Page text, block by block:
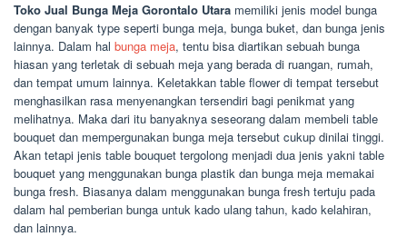
Toko Jual Bunga Meja Gorontalo Utara memiliki jenis model bunga
dengan banyak type seperti bunga meja, bunga buket, dan bunga jenis
lainnya. Dalam hal bunga meja, tentu bisa diartikan sebuah bunga
hiasan yang terletak di sebuah meja yang berada di ruangan, rumah,
dan tempat umum lainnya. Keletakkan table flower di tempat tersebut
menghasilkan rasa menyenangkan tersendiri bagi penikmat yang
melihatnya. Maka dari itu banyaknya seseorang dalam membeli table
bouquet dan mempergunakan bunga meja tersebut cukup dinilai tinggi.
Akan tetapi jenis table bouquet tergolong menjadi dua jenis yakni table
bouquet yang menggunakan bunga plastik dan bunga meja memakai
bunga fresh. Biasanya dalam menggunakan bunga fresh tertuju pada
dalam hal pemberian bunga untuk kado ulang tahun, kado kelahiran,
dan lainnya.